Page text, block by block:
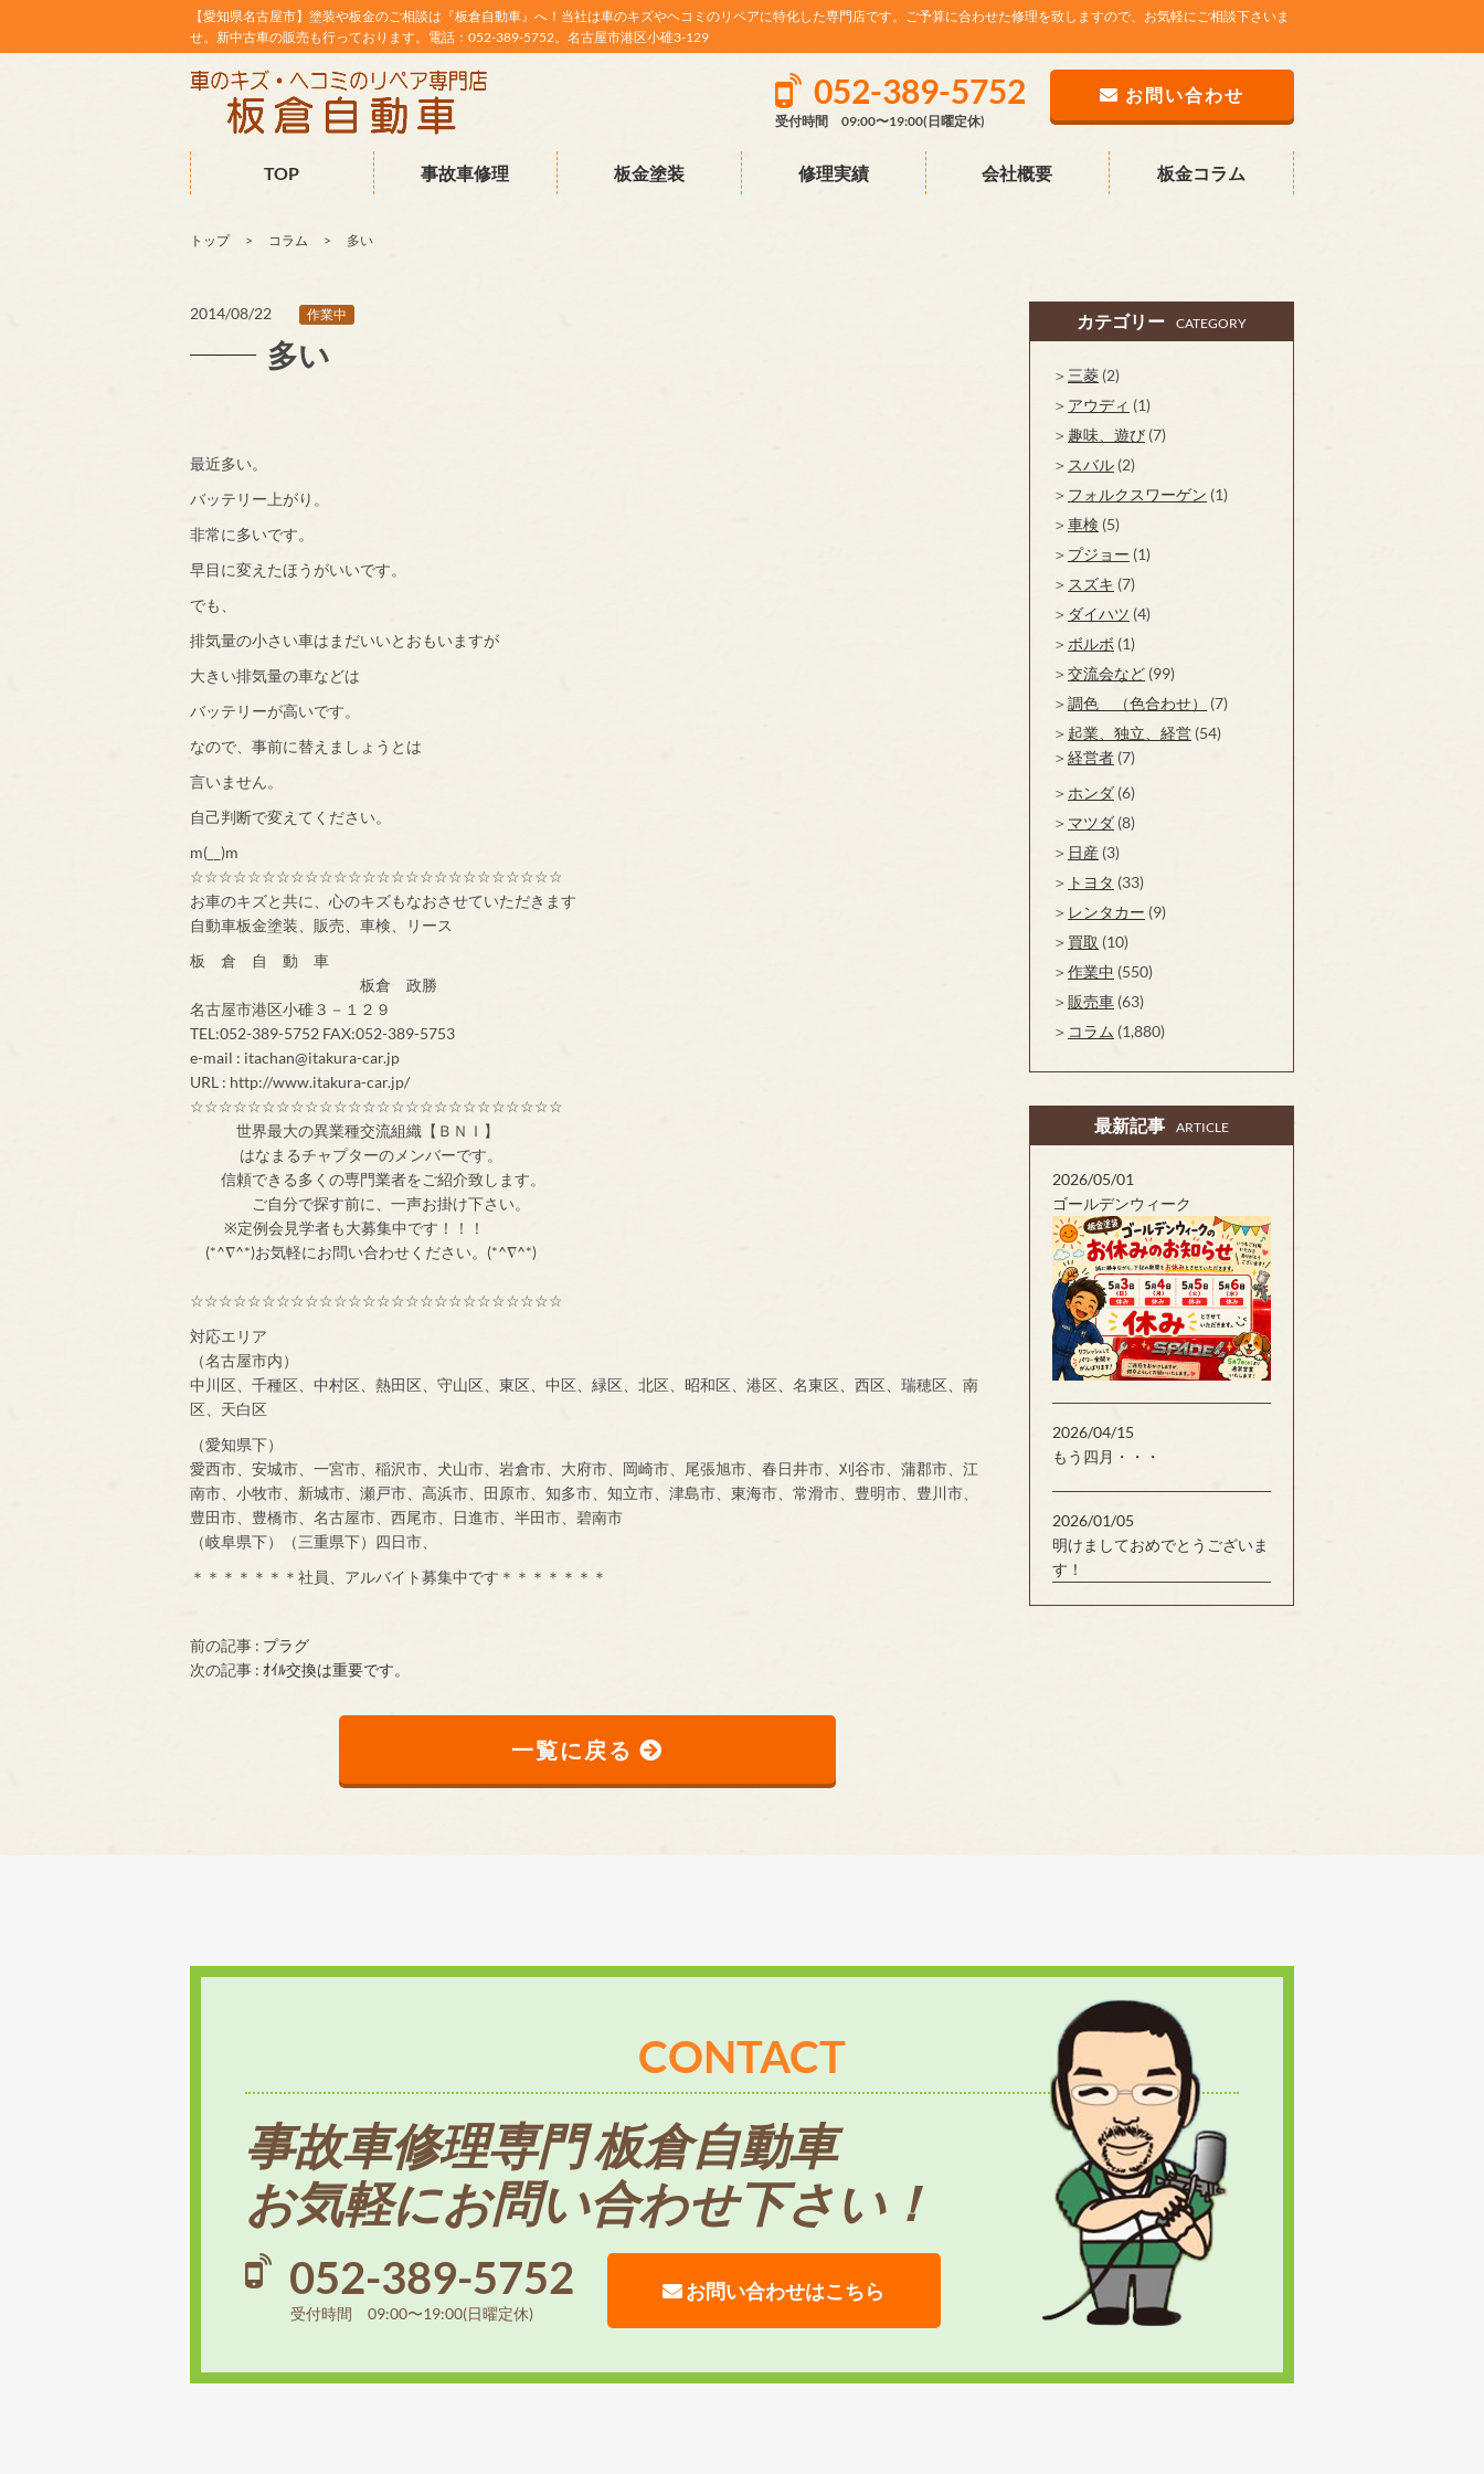
【愛知県名古屋市】塗装や板金のご相談は『板倉自動車』へ！当社は車のキズやヘコミのリペアに特化した専門店です。ご予算に合わせた修理を致しますので、お気軽にご相談下さいま
せ。新中古車の販売も行っております。電話：052-389-5752。名古屋市港区小碓3-129
052-389-5752
受付時間 09:00〜19:00(日曜定休)
お問い合わせ
TOP 事故車修理 板金塗装 修理実績 会社概要 板金コラム
トップ コラム 多い
2014/08/22 作業中
多い
最近多い。
バッテリー上がり。
非常に多いです。
早目に変えたほうがいいです。
でも、
排気量の小さい車はまだいいとおもいますが
大きい排気量の車などは
バッテリーが高いです。
なので、事前に替えましょうとは
言いません。
自己判断で変えてください。
m(__)m
☆☆☆☆☆☆☆☆☆☆☆☆☆☆☆☆☆☆☆☆☆☆☆☆☆☆
お車のキズと共に、心のキズもなおさせていただきます
自動車板金塗装、販売、車検、リース
板 倉 自 動 車
板倉 政勝
名古屋市港区小碓３－１２９
TEL:052-389-5752 FAX:052-389-5753
e-mail : itachan@itakura-car.jp
URL : http://www.itakura-car.jp/
☆☆☆☆☆☆☆☆☆☆☆☆☆☆☆☆☆☆☆☆☆☆☆☆☆☆
世界最大の異業種交流組織【ＢＮＩ】
はなまるチャプターのメンバーです。
信頼できる多くの専門業者をご紹介致します。
ご自分で探す前に、一声お掛け下さい。
※定例会見学者も大募集中です！！！
(*^∇^*)お気軽にお問い合わせください。(*^∇^*)
☆☆☆☆☆☆☆☆☆☆☆☆☆☆☆☆☆☆☆☆☆☆☆☆☆☆
対応エリア
（名古屋市内）
中川区、千種区、中村区、熱田区、守山区、東区、中区、緑区、北区、昭和区、港区、名東区、西区、瑞穂区、南
区、天白区
（愛知県下）
愛西市、安城市、一宮市、稲沢市、犬山市、岩倉市、大府市、岡崎市、尾張旭市、春日井市、刈谷市、蒲郡市、江
南市、小牧市、新城市、瀬戸市、高浜市、田原市、知多市、知立市、津島市、東海市、常滑市、豊明市、豊川市、
豊田市、豊橋市、名古屋市、西尾市、日進市、半田市、碧南市
（岐阜県下）（三重県下）四日市、
＊＊＊＊＊＊＊社員、アルバイト募集中です＊＊＊＊＊＊＊
前の記事 : プラグ
次の記事 : ｵｲﾙ交換は重要です。
一覧に戻る
カテゴリー CATEGORY
三菱 (2)
アウディ (1)
趣味、遊び (7)
スバル (2)
フォルクスワーゲン (1)
車検 (5)
プジョー (1)
スズキ (7)
ダイハツ (4)
ボルボ (1)
交流会など (99)
調色 （色合わせ）
(7)
起業、独立、経営 (54)
経営者 (7)
ホンダ (6)
マツダ (8)
日産 (3)
トヨタ (33)
レンタカー (9)
買取 (10)
作業中 (550)
販売車 (63)
コラム (1,880)
最新記事 ARTICLE
2026/05/01
ゴールデンウィーク
2026/04/15
もう四月・・・
2026/01/05
明けましておめでとうございま
す！
CONTACT
事故車修理専門 板倉自動車
お気軽にお問い合わせ下さい！
052-389-5752
受付時間 09:00〜19:00(日曜定休)
お問い合わせはこちら